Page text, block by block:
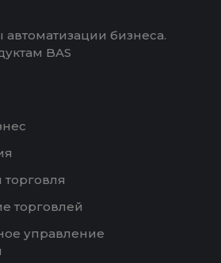
бизнеса.
BAS
торговля
торговлей
управление